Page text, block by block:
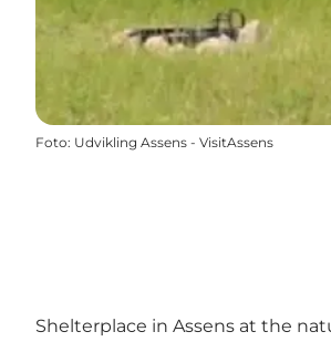
Foto: Udvikling Assens - VisitAssens
Shelterplace in Assens at the